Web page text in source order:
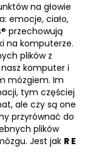
na głowie
emocje, ciało,
przechowują
na komputerze.
plików z
komputer i
mózgiem. Im
tym częściej
ale czy są one
przyrównać do
plików
Jest jak R E